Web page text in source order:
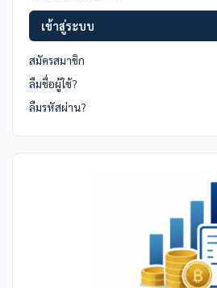
เข้าสู่ระบบ
สมัครสมาชิก
ลืมชื่อผู้ใช้?
ลืมรหัสผ่าน?